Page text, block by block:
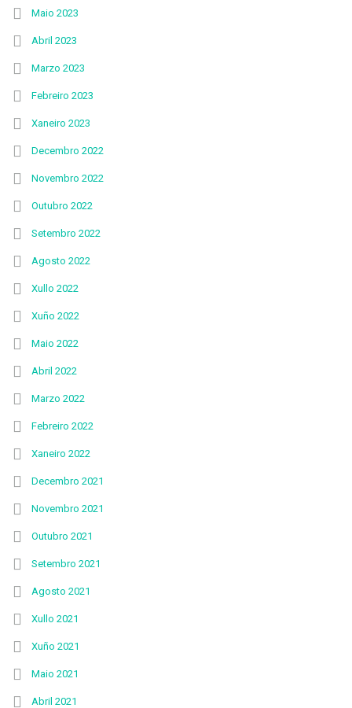
Maio 2023
Abril 2023
Marzo 2023
Febreiro 2023
Xaneiro 2023
Decembro 2022
Novembro 2022
Outubro 2022
Setembro 2022
Agosto 2022
Xullo 2022
Xuño 2022
Maio 2022
Abril 2022
Marzo 2022
Febreiro 2022
Xaneiro 2022
Decembro 2021
Novembro 2021
Outubro 2021
Setembro 2021
Agosto 2021
Xullo 2021
Xuño 2021
Maio 2021
Abril 2021